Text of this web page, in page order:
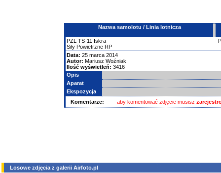
Nazwa samolotu / Linia lotnicza
PZL TS-11 Iskra
Siły Powietrzne RP
Data: 25 marca 2014
Autor: Mariusz Woźniak
Ilość wyświetleń: 3416
Opis
Aparat
Ekspozycja
Komentarze:
aby komentować zdjęcie musisz
Losowe zdjęcia z galerii Airfoto.pl